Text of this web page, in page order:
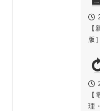
【
版
【
理